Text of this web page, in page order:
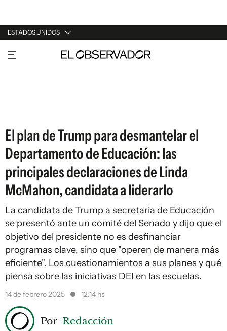
ESTADOS UNIDOS
URUGUAY
ARGENTINA
El plan de Trump para desmantelar el
Departamento de Educación: las
principales declaraciones de Linda
McMahon, candidata a liderarlo
La candidata de Trump a secretaria de Educación
se presentó ante un comité del Senado y dijo que el
objetivo del presidente no es desfinanciar
programas clave, sino que "operen de manera más
eficiente". Los cuestionamientos a sus planes y qué
piensa sobre las iniciativas DEI en las escuelas.
14 de febrero 2025 12:14 hs
Por Redacción